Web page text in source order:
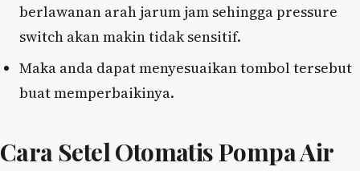
berlawanan arah jarum jam sehingga pressure
switch akan makin tidak sensitif.
Maka anda dapat menyesuaikan tombol tersebut
buat memperbaikinya.
Cara Setel Otomatis Pompa Air